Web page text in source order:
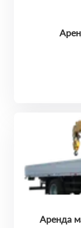
Аренда